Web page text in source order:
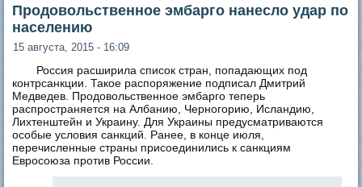
Продовольственное эмбарго нанесло удар по
населению
15 августа, 2015 - 16:09
Россия расширила список стран, попадающих под
контрсанкции. Такое распоряжение подписал Дмитрий
Медведев. Продовольственное эмбарго теперь
распространяется на Албанию, Черногорию, Исландию,
Лихтенштейн и Украину. Для Украины предусматриваются
особые условия санкций. Ранее, в конце июля,
перечисленные страны присоединились к санкциям
Евросоюза против России.